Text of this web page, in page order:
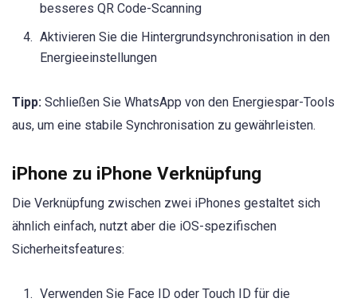
besseres QR Code-Scanning
Aktivieren Sie die Hintergrundsynchronisation in den
Energieeinstellungen
Tipp: Schließen Sie WhatsApp von den Energiespar-Tools
aus, um eine stabile Synchronisation zu gewährleisten.
iPhone zu iPhone Verknüpfung
Die Verknüpfung zwischen zwei iPhones gestaltet sich
ähnlich einfach, nutzt aber die iOS-spezifischen
Sicherheitsfeatures:
Verwenden Sie Face ID oder Touch ID für die